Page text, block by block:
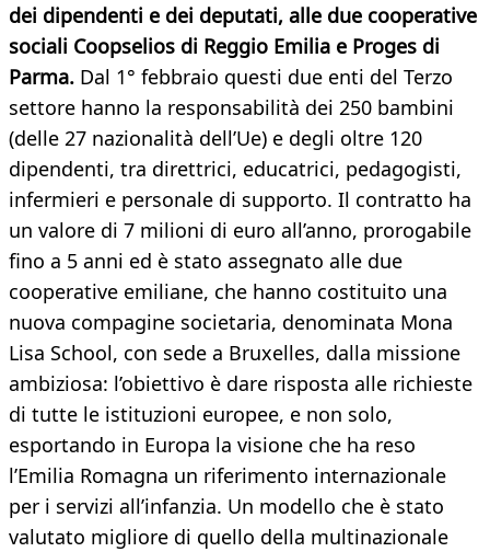
dei dipendenti e dei deputati, alle due cooperative
sociali Coopselios di Reggio Emilia e Proges di
Parma. Dal 1° febbraio questi due enti del Terzo
settore hanno la responsabilità dei 250 bambini
(delle 27 nazionalità dell’Ue) e degli oltre 120
dipendenti, tra direttrici, educatrici, pedagogisti,
infermieri e personale di supporto. Il contratto ha
un valore di 7 milioni di euro all’anno, prorogabile
fino a 5 anni ed è stato assegnato alle due
cooperative emiliane, che hanno costituito una
nuova compagine societaria, denominata Mona
Lisa School, con sede a Bruxelles, dalla missione
ambiziosa: l’obiettivo è dare risposta alle richieste
di tutte le istituzioni europee, e non solo,
esportando in Europa la visione che ha reso
l’Emilia Romagna un riferimento internazionale
per i servizi all’infanzia. Un modello che è stato
valutato migliore di quello della multinazionale